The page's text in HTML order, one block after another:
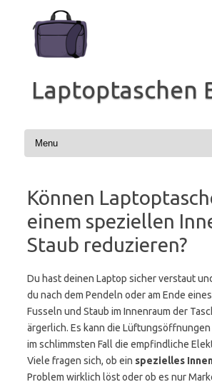
springen
Laptoptaschen
Können
einem speziellen
Staub reduzieren?
Du hast deinen Laptop sicher verstaut
du nach dem Pendeln oder am Ende
Fusseln und Staub im Innenraum der
ärgerlich. Es kann die
im schlimmsten Fall die empfindliche
Viele fragen sich, ob ein spezielles
Problem wirklich löst oder ob es nur